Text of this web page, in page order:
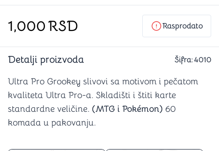
1,000RSD Rasprodato
Detalji proizvoda Šifra:4010
Ultra Pro Grookey slivovi sa motivom i pečatom
kvaliteta Ultra Pro-a. Skladišti i štiti karte
standardne veličine. (MTG i Pokémon) 60
komada u pakovanju.